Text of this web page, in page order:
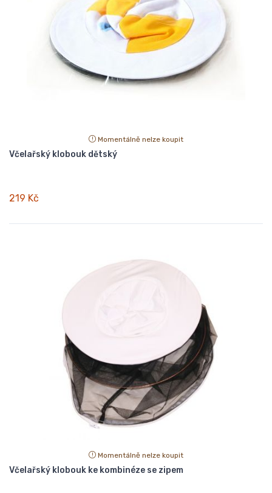
Momentálně nelze koupit
Včelařský klobouk dětský
219 Kč
Momentálně nelze koupit
Včelařský klobouk ke kombinéze se zipem